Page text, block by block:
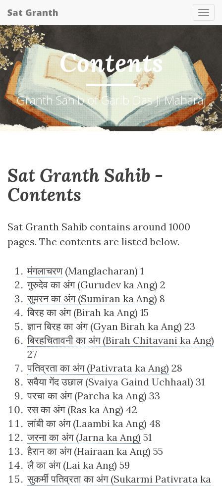
Sat Granth
Contents
Granth Sahib of Garib Das Ji Maharaj
Sat Granth Sahib -
Contents
Sat Granth Sahib contains around 1000
pages. The contents are listed below.
मंगलाचरण(Manglacharan) 1
गुरुदेव का अंग (Gurudev ka Ang) 2
सुमरन का अंग (Sumiran ka Ang) 8
बिरह का अंग (Birah ka Ang) 15
ज्ञान बिरह का अंग (Gyan Birah ka Ang) 23
बिरहचितावनी का अंग (Birah Chitavani ka Ang)
27
पतिव्रता का अंग (Pativrata ka Ang) 28
सवैया गेंद उछाल (Svaiya Gaind Uchhaal) 31
परचा का अंग (Parcha ka Ang) 33
रस का अंग (Ras ka Ang) 42
लांबी का अंग (Laambi ka Ang) 48
जरना का अंग (Jarna ka Ang) 51
हैरान का अंग (Hairaan ka Ang) 55
लै का अंग (Lai ka Ang) 59
सुकर्मी पतिव्रता का अंग (Sukarmi Pativrata ka